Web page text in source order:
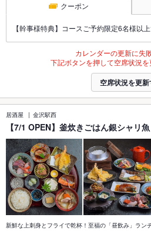
クーポン
【幹事様特典】コースご予約限定6名様以
カレンダーの更新に失
下記ボタンを押して空席状況を
空席状況を更新
居酒屋 金沢駅西
【7/1 OPEN】釜炊きごはん銀シャリ
新鮮な上刺身とフライで乾杯！至福の「昼飲み」ランチ